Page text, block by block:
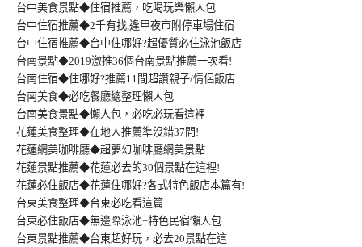
台中美食景點◆住宿推薦，吃喝玩樂懶人包
台中住宿推薦◆2千有找,逢甲夜市附停車場住宿
台中住宿推薦◆台中住哪好?超優質必住泳池飯店
台南景點◆2019激推36個台南景點推薦一次看!
台南住宿◆住哪好?推薦11間超讚親子/情侶飯店
台南美食◆必吃餐廳總整理懶人包
台南美食景點◆懶人包，必吃必玩看這裡
花蓮美食整理◆在地人推薦準沒錯37間!
花蓮網美咖啡廳◆超夢幻咖啡廳網美景點
花蓮景點推薦◆花蓮必去的30個景點在這裡!
花蓮必住飯店◆花蓮住哪好?各式特色飯店本篇有!
台東美食整理◆台東必吃看這篇
台東必住飯店◆無邊際泳池+特色民宿懶人包
台東景點推薦◆台東超好玩，必去20景點在這